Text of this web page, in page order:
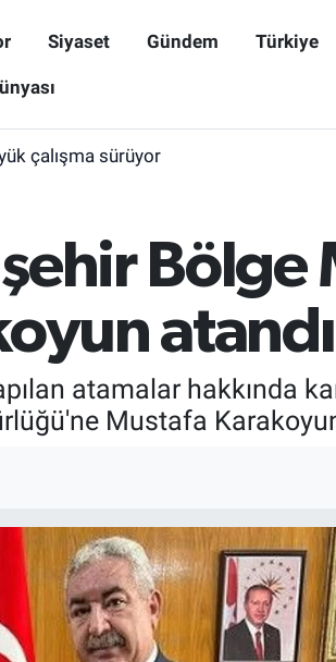
Siyaset Gündem Türkiye
çalışma sürüyor
atandı
atamalar hakkında
Mustafa